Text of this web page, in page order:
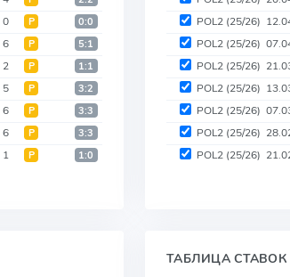
0 Р 0:0
6 Р 5:1
2 Р 1:1
5 Р 3:2
6 Р 3:3
6 Р 3:3
1 Р 1:0
POL2 (25/26)
POL2 (25/26)
POL2 (25/26)
POL2 (25/26)
POL2 (25/26)
POL2 (25/26)
POL2 (25/26)
ТАБЛИЦА СТАВОК